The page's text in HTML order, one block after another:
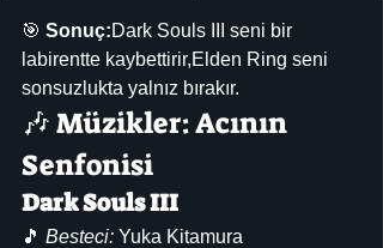
🎯 Sonuç:Dark Souls III seni bir
labirentte kaybettirir,Elden Ring seni
sonsuzlukta yalnız bırakır.
🎶 Müzikler: Acının
Senfonisi
Dark Souls III
🎵 Besteci: Yuka Kitamura